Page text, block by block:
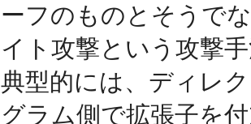
ーフのものとそうで
イト攻撃という攻撃
典型的には、ディレ
グラム側で拡張子を